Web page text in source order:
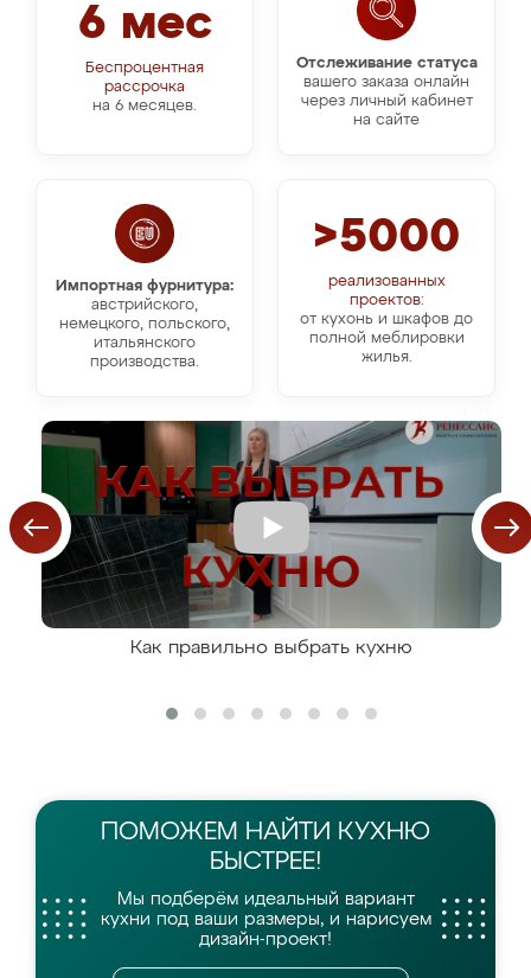
Отслеживание статуса
вашего заказа онлайн
через личный кабинет
на сайте
6 мес
Беспроцентная
рассрочка
на 6 месяцев.
Импортная фурнитура:
австрийского,
немецкого, польского,
итальянского
производства.
>5000
реализованных
проектов:
от кухонь и шкафов до
полной меблировки
жилья.
Как правильно выбрать кухню
ПОМОЖЕМ НАЙТИ КУХНЮ
БЫСТРЕЕ!
Мы подберём идеальный вариант
кухни под ваши размеры, и нарисуем
дизайн-проект!